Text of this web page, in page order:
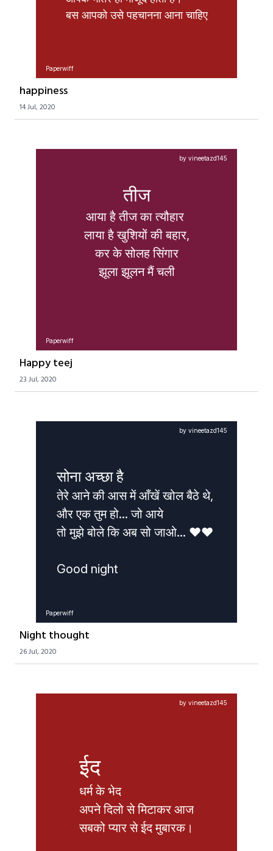
बस आपको उसे पहचानना आना चाहिए
Paperwiff
happiness
14 Jul, 2020
तीज
आया है तीज का त्यौहार
लाया है खुशियों की बहार,
कर के सोलह सिंगार
झूला झूलन मैं चली
Paperwiff
by vineetazd145
Happy teej
23 Jul, 2020
सोना अच्छा है
तेरे आने की आस में आँखें खोल बैठे थे,
और एक तुम हो... जो आये
तो मुझे बोले कि अब सो जाओ... ❤️❤️
Good night
Paperwiff
by vineetazd145
Night thought
26 Jul, 2020
ईद
धर्म के भेद
अपने दिलो से मिटाकर आज
सबको प्यार से ईद मुबारक।
by vineetazd145